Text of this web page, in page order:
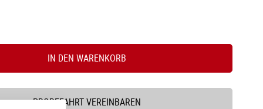
IN DEN WARENKORB
PROBEFAHRT VEREINBAREN